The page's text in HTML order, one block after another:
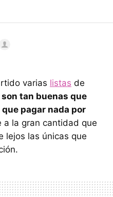
varias listas de
son tan buenas que
pagar nada por
a la gran cantidad que
lejos las únicas que